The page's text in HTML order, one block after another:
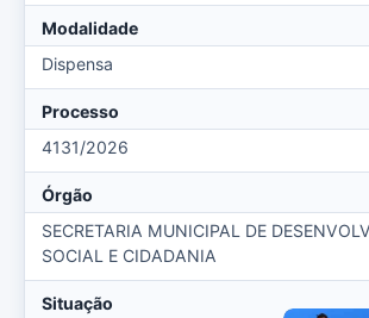
Modalidade
Dispensa
Processo
4131/2026
Órgão
SECRETARIA MUNICIPAL DE
SOCIAL E CIDADANIA
Situação